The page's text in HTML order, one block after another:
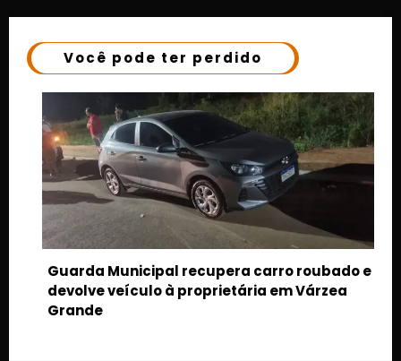
Você pode ter perdido
carro roubado e
em Várzea